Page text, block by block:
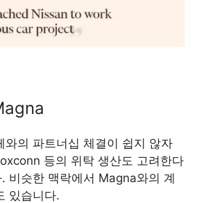
와의 파트너십 체결이 쉽지 않자
등의 위탁 생산도 고려한다
비슷한 맥락에서 Magna와의 계
있습니다.